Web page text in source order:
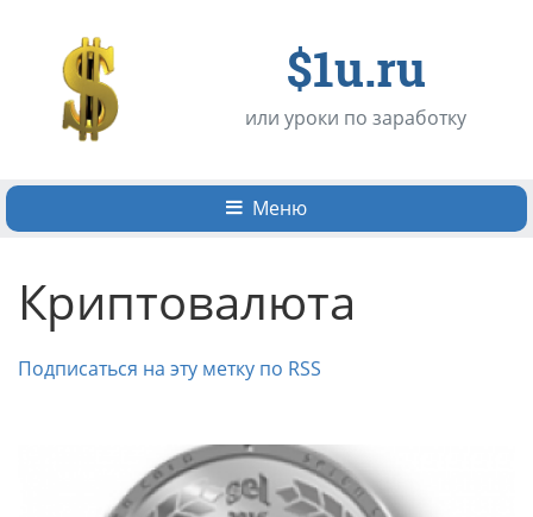
$1u.ru
или уроки по заработку
Меню
Криптовалюта
Подписаться на эту метку по RSS